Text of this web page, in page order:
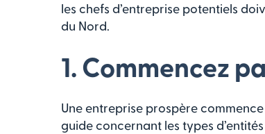
les chefs d’entreprise potentiels
du Nord.
1. Commencez
Une entreprise prospère
guide concernant les types